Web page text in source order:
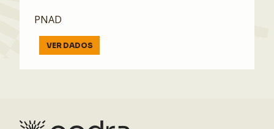
PNAD
VER DADOS